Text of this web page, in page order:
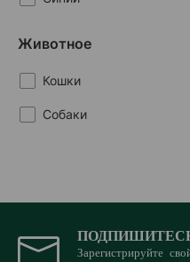
Животное
Кошки
Собаки
Зарегистрируйте